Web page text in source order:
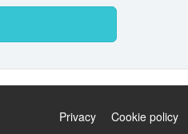
Privacy Cookie policy